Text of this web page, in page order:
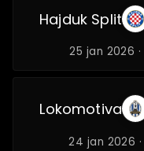
Hajduk Split
25 jan 2026 ·
Lokomotiva
24 jan 2026 ·